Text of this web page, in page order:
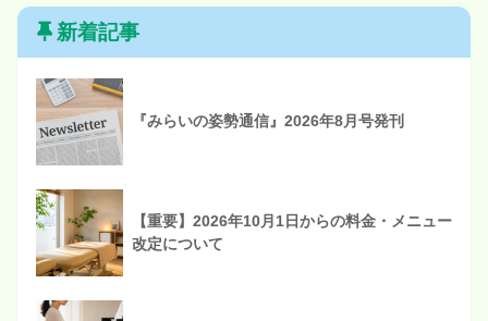
新着記事
『みらいの姿勢通信』2026年8月号発刊
【重要】2026年10月1日からの料金・メニュー
改定について